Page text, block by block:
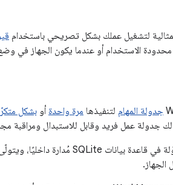
لتشغيل عملك بشكل تصريحي باستخدام
محدودة الاستخدام أو عندما يكون الجهاز في
جدولة المهام لتنفيذها مرة واحدة أو بشكل
جدولة عمل فريد وقابل للاستبدال ومراقبة
الجهاز.